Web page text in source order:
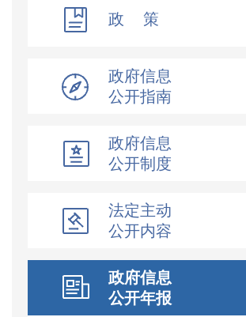
政 策
政府信息
公开指南
政府信息
公开制度
法定主动
公开内容
政府信息
公开年报